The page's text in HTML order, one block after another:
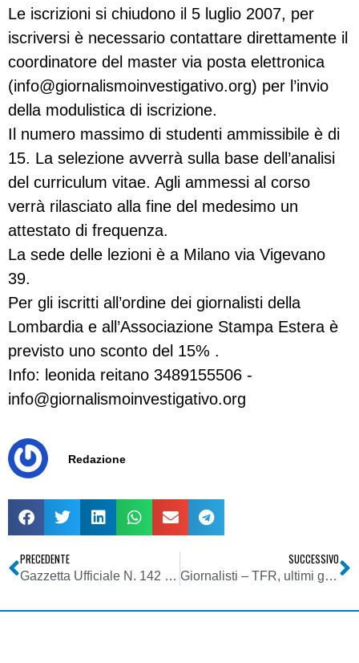
Le iscrizioni si chiudono il 5 luglio 2007, per
iscriversi è necessario contattare direttamente il
coordinatore del master via posta elettronica
(info@giornalismoinvestigativo.org) per l’invio
della modulistica di iscrizione.
Il numero massimo di studenti ammissibile è di
15. La selezione avverrà sulla base dell’analisi
del curriculum vitae. Agli ammessi al corso
verrà rilasciato alla fine del medesimo un
attestato di frequenza.
La sede delle lezioni è a Milano via Vigevano
39.
Per gli iscritti all’ordine dei giornalisti della
Lombardia e all’Associazione Stampa Estera è
previsto uno sconto del 15% .
Info: leonida reitano 3489155506 -
info@giornalismoinvestigativo.org
Redazione
PRECEDENTE
Gazzetta Ufficiale N. 142 del 21 Giugno 2007 – Garante per la protezione dei dati personali – Deliberazione 24 Maggio 2007
SUCCESSIVO
Giornalisti – TFR, ultimi giorni per decidere